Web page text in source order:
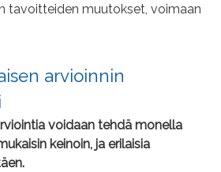
tavoitteiden muutokset, voimaan
arvioinnin
voidaan tehdä monella
keinoin, ja erilaisia